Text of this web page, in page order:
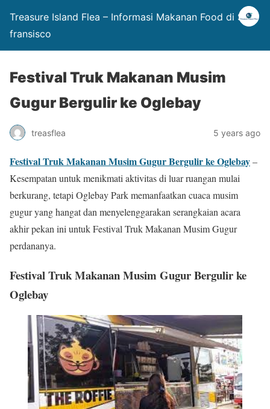
Treasure Island Flea – Informasi Makanan Food di San
fransisco
Festival Truk Makanan Musim
Gugur Bergulir ke Oglebay
treasflea 5 years ago
Festival Truk Makanan Musim Gugur Bergulir ke Oglebay–
Kesempatan untuk menikmati aktivitas di luar ruangan mulai
berkurang, tetapi Oglebay Park memanfaatkan cuaca musim
gugur yang hangat dan menyelenggarakan serangkaian acara
akhir pekan ini untuk Festival Truk Makanan Musim Gugur
perdananya.
Festival Truk Makanan Musim Gugur Bergulir ke
Oglebay